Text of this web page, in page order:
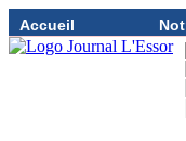
Accueil